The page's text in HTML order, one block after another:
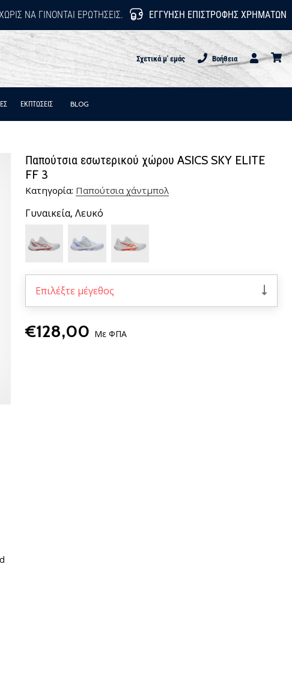
ΝΑ ΓΊΝΟΝΤΑΙ ΕΡΩΤΉΣΕΙΣ. ΕΓΓΎΗΣΗ ΕΠΙΣΤΡΟΦΉΣ ΧΡΗΜΆΤΩΝ
Σχετικά μ' εμάς
Βοήθεια
Χρήστης
ΕΚΠΤΩΣΕΙΣ BLOG
Παπούτσια εσωτερικού χώρου ASICS SKY ELITE
FF 3
Κατηγορία: Παπούτσια χάντμπολ
Γυναικεία, Λευκό
Επιλέξτε μέγεθος
€128,00 Με ΦΠΑ